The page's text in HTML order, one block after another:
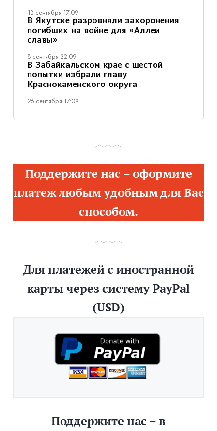
18 сентября 17:09
В Якутске разровняли захоронения
погибших на войне для «Аллеи
славы»
8 сентября 22:09
В Забайкальском крае с шестой
попытки избрали главу
Краснокаменского округа
26 сентября 17:09
Поддержите нас – оформите
платеж любым удобным для Вас
способом.
Для платежей с иностранной
карты через систему PayPal
(USD)
Поддержите нас – в